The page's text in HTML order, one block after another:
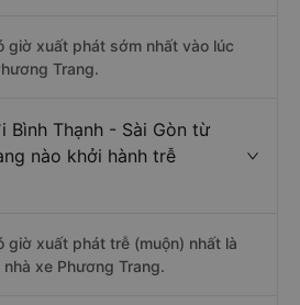
giờ xuất phát sớm nhất vào lúc
Trang.
Bình Thạnh - Sài Gòn từ
nào khởi hành trễ
giờ xuất phát trễ (muộn) nhất là
xe Phương Trang.